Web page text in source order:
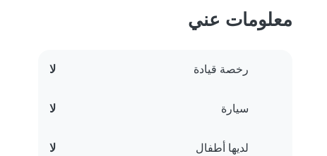
معلومات عني
رخصة قيادة لا
سيارة لا
لديها أطفال لا